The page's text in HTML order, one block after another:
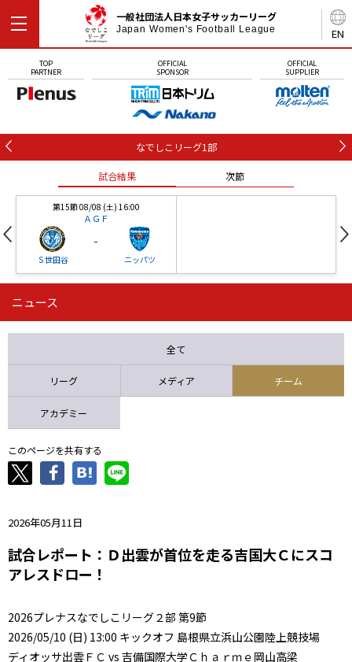
EN
一般社団法人日本女子サッカーリーグ
Japan Women's Football League
TOP
PARTNER
OFFICIAL
SPONSOR
OFFICIAL
SUPPLIER
なでしこリーグ1部
試合結果 次節
第15節 08/08 (土) 16:00
ＡＧＦ
Ｓ世田谷
-
ニッパツ
第16節 09/05 (土) 15:00
ニッパツ 石人の星
ニュース
全て
リーグ メディア チーム
アカデミー
このページを共有する
2026年05月11日
試合レポート：Ｄ出雲が首位を走る吉国大Ｃにスコ
アレスドロー！
2026プレナスなでしこリーグ２部 第9節
2026/05/10 (日) 13:00 キックオフ 島根県立浜山公園陸上競技場
ディオッサ出雲ＦＣ vs 吉備国際大学Ｃｈａｒｍｅ岡山高梁